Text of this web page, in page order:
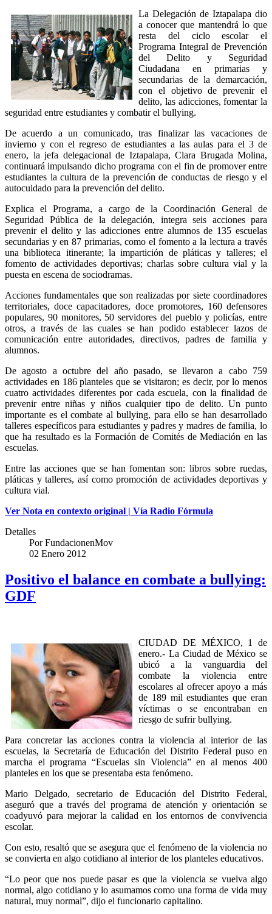
La Delegación de Iztapalapa dio
a conocer que mantendrá lo que
resta del ciclo escolar el
Programa Integral de Prevención
del Delito y Seguridad
Ciudadana en primarias y
secundarias de la demarcación,
con el objetivo de prevenir el
delito, las adicciones, fomentar la
seguridad entre estudiantes y combatir el bullying.
De acuerdo a un comunicado, tras finalizar las vacaciones de
invierno y con el regreso de estudiantes a las aulas para el 3 de
enero, la jefa delegacional de Iztapalapa, Clara Brugada Molina,
continuará impulsando dicho programa con el fin de promover entre
estudiantes la cultura de la prevención de conductas de riesgo y el
autocuidado para la prevención del delito.
Explica el Programa, a cargo de la Coordinación General de
Seguridad Pública de la delegación, integra seis acciones para
prevenir el delito y las adicciones entre alumnos de 135 escuelas
secundarias y en 87 primarias, como el fomento a la lectura a través
una biblioteca itinerante; la impartición de pláticas y talleres; el
fomento de actividades deportivas; charlas sobre cultura vial y la
puesta en escena de sociodramas.
Acciones fundamentales que son realizadas por siete coordinadores
territoriales, doce capacitadores, doce promotores, 160 defensores
populares, 90 monitores, 50 servidores del pueblo y policías, entre
otros, a través de las cuales se han podido establecer lazos de
comunicación entre autoridades, directivos, padres de familia y
alumnos.
De agosto a octubre del año pasado, se llevaron a cabo 759
actividades en 186 planteles que se visitaron; es decir, por lo menos
cuatro actividades diferentes por cada escuela, con la finalidad de
prevenir entre niñas y niños cualquier tipo de delito. Un punto
importante es el combate al bullying, para ello se han desarrollado
talleres específicos para estudiantes y padres y madres de familia, lo
que ha resultado es la Formación de Comités de Mediación en las
escuelas.
Entre las acciones que se han fomentan son: libros sobre ruedas,
pláticas y talleres, así como promoción de actividades deportivas y
cultura vial.
Ver Nota en contexto original | Vía Radio Fórmula
Detalles
PorFundacionenMov
02 Enero 2012
Positivo el balance en combate a bullying:
GDF
CIUDAD DE MÉXICO, 1 de
enero.- La Ciudad de México se
ubicó a la vanguardia del
combate la violencia entre
escolares al ofrecer apoyo a más
de 189 mil estudiantes que eran
víctimas o se encontraban en
riesgo de sufrir bullying.
Para concretar las acciones contra la violencia al interior de las
escuelas, la Secretaría de Educación del Distrito Federal puso en
marcha el programa “Escuelas sin Violencia” en al menos 400
planteles en los que se presentaba esta fenómeno.
Mario Delgado, secretario de Educación del Distrito Federal,
aseguró que a través del programa de atención y orientación se
coadyuvó para mejorar la calidad en los entornos de convivencia
escolar.
Con esto, resaltó que se asegura que el fenómeno de la violencia no
se convierta en algo cotidiano al interior de los planteles educativos.
“Lo peor que nos puede pasar es que la violencia se vuelva algo
normal, algo cotidiano y lo asumamos como una forma de vida muy
natural, muy normal”, dijo el funcionario capitalino.